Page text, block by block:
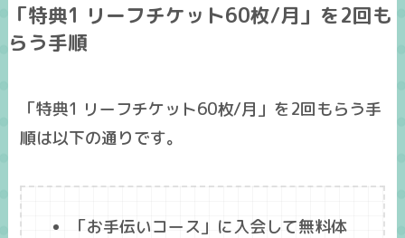
「特典1 リーフチケット60枚/月」を2回も
らう手順
「特典1 リーフチケット60枚/月」を2回もらう手
順は以下の通りです。
「お手伝いコース」に入会して無料体